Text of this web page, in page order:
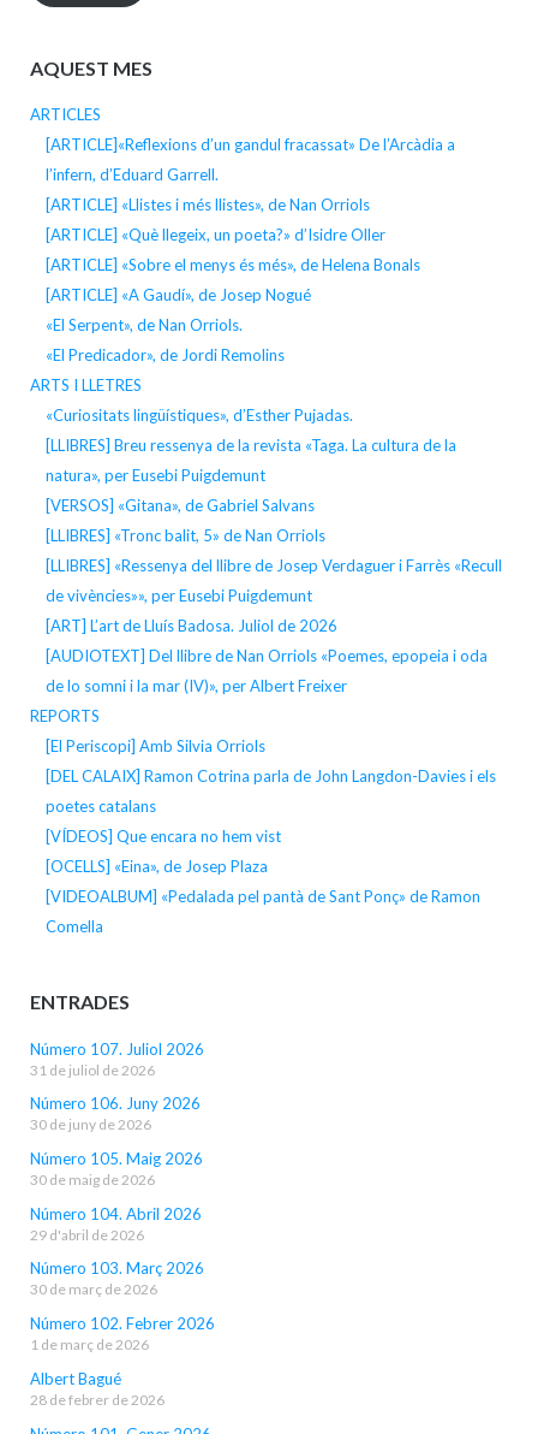
AQUEST MES
ARTICLES
[ARTICLE]«Reflexions d’un gandul fracassat» De l’Arcàdia a
l’infern, d’Eduard Garrell.
[ARTICLE] «Llistes i més llistes», de Nan Orriols
[ARTICLE] «Què llegeix, un poeta?» d’Isidre Oller
[ARTICLE] «Sobre el menys és més», de Helena Bonals
[ARTICLE] «A Gaudí», de Josep Nogué
«El Serpent», de Nan Orriols.
«El Predicador», de Jordi Remolins
ARTS I LLETRES
«Curiositats lingüístiques», d’Esther Pujadas.
[LLIBRES] Breu ressenya de la revista «Taga. La cultura de la
natura», per Eusebi Puigdemunt
[VERSOS] «Gitana», de Gabriel Salvans
[LLIBRES] «Tronc balit, 5» de Nan Orriols
[LLIBRES] «Ressenya del llibre de Josep Verdaguer i Farrès «Recull
de vivències»», per Eusebi Puigdemunt
[ART] L’art de Lluís Badosa. Juliol de 2026
[AUDIOTEXT] Del llibre de Nan Orriols «Poemes, epopeia i oda
de lo somni i la mar (IV)», per Albert Freixer
REPORTS
[El Periscopi] Amb Silvia Orriols
[DEL CALAIX] Ramon Cotrina parla de John Langdon-Davies i els
poetes catalans
[VÍDEOS] Que encara no hem vist
[OCELLS] «Eina», de Josep Plaza
[VIDEOALBUM] «Pedalada pel pantà de Sant Ponç» de Ramon
Comella
ENTRADES
Número 107. Juliol 2026
31 de juliol de 2026
Número 106. Juny 2026
30 de juny de 2026
Número 105. Maig 2026
30 de maig de 2026
Número 104. Abril 2026
29 d'abril de 2026
Número 103. Març 2026
30 de març de 2026
Número 102. Febrer 2026
1 de març de 2026
Albert Bagué
28 de febrer de 2026